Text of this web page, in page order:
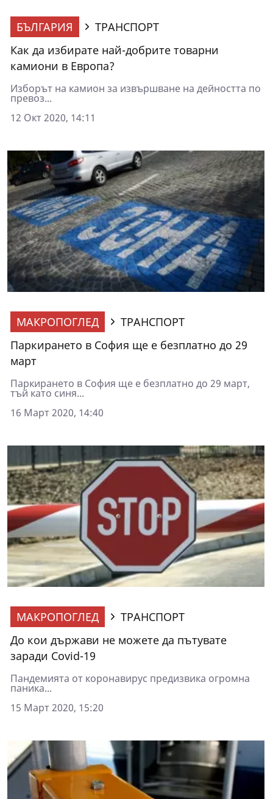
БЪЛГАРИЯ
ТРАНСПОРТ
Как да избирате най-добрите товарни
камиони в Европа?
Изборът на камион за извършване на дейността по
превоз...
12 Окт 2020, 14:11
МАКРОПОГЛЕД
ТРАНСПОРТ
Паркирането в София ще е безплатно до 29
март
Паркирането в София ще е безплатно до 29 март,
тъй като синя...
16 Март 2020, 14:40
МАКРОПОГЛЕД
ТРАНСПОРТ
До кои държави не можете да пътувате
заради Covid-19
Пандемията от коронавирус предизвика огромна
паника...
15 Март 2020, 15:20